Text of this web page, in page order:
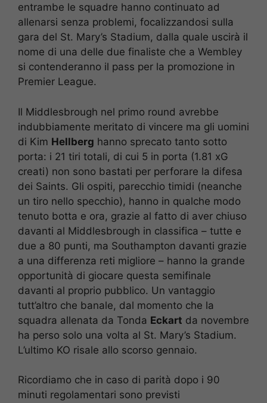
entrambe le squadre hanno continuato ad
allenarsi senza problemi, focalizzandosi sulla
gara del St. Mary’s Stadium, dalla quale uscirà il
nome di una delle due finaliste che a Wembley
si contenderanno il pass per la promozione in
Premier League.
Il Middlesbrough nel primo round avrebbe
indubbiamente meritato di vincere ma gli uomini
di Kim Hellberg hanno sprecato tanto sotto
porta: i 21 tiri totali, di cui 5 in porta (1.81 xG
creati) non sono bastati per perforare la difesa
dei Saints. Gli ospiti, parecchio timidi (neanche
un tiro nello specchio), hanno in qualche modo
tenuto botta e ora, grazie al fatto di aver chiuso
davanti al Middlesbrough in classifica – tutte e
due a 80 punti, ma Southampton davanti grazie
a una differenza reti migliore – hanno la grande
opportunità di giocare questa semifinale
davanti al proprio pubblico. Un vantaggio
tutt’altro che banale, dal momento che la
squadra allenata da Tonda Eckart da novembre
ha perso solo una volta al St. Mary’s Stadium.
L’ultimo KO risale allo scorso gennaio.
Ricordiamo che in caso di parità dopo i 90
minuti regolamentari sono previsti